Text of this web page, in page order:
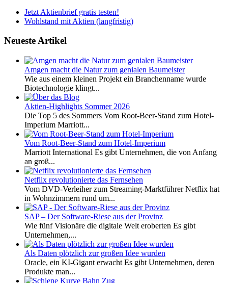
Jetzt Aktienbrief gratis testen!
Wohlstand mit Aktien (langfristig)
Neueste Artikel
Amgen macht die Natur zum genialen Baumeister
Wie aus einem kleinen Projekt ein Branchenname wurde
Biotechnologie klingt...
Aktien-Highlights Sommer 2026
Die Top 5 des Sommers Vom Root-Beer-Stand zum Hotel-
Imperium Marriott...
Vom Root-Beer-Stand zum Hotel-Imperium
Marriott International Es gibt Unternehmen, die von Anfang
an groß...
Netflix revolutionierte das Fernsehen
Vom DVD-Verleiher zum Streaming-Marktführer Netflix hat
in Wohnzimmern rund um...
SAP – Der Software-Riese aus der Provinz
Wie fünf Visionäre die digitale Welt eroberten Es gibt
Unternehmen,...
Als Daten plötzlich zur großen Idee wurden
Oracle, ein KI-Gigant erwacht Es gibt Unternehmen, deren
Produkte man...